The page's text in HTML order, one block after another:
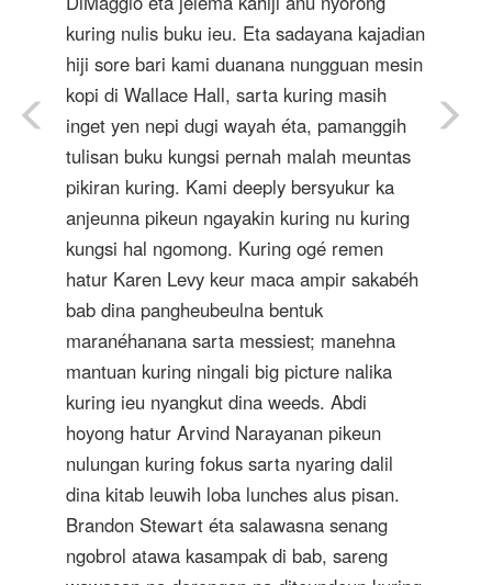
kuring nulis buku ieu. Eta sadayana kajadian
hiji sore bari kami duanana nungguan mesin
kopi di Wallace Hall, sarta kuring masih
inget yen nepi dugi wayah éta, pamanggih
tulisan buku kungsi pernah malah meuntas
pikiran kuring. Kami deeply bersyukur ka
anjeunna pikeun ngayakin kuring nu kuring
kungsi hal ngomong. Kuring ogé remen
hatur Karen Levy keur maca ampir sakabéh
bab dina pangheubeulna bentuk
maranéhanana sarta messiest; manehna
mantuan kuring ningali big picture nalika
kuring ieu nyangkut dina weeds. Abdi
hoyong hatur Arvind Narayanan pikeun
nulungan kuring fokus sarta nyaring dalil
dina kitab leuwih loba lunches alus pisan.
Brandon Stewart éta salawasna senang
ngobrol atawa kasampak di bab, sareng